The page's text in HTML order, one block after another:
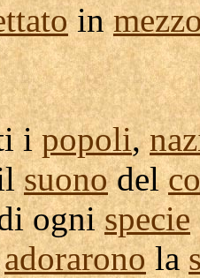
in
ipopoli,
suonodel
ognispecie
adoraronola